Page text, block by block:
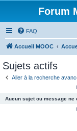
Forum
FAQ
Accueil MOOC
Sujets actifs
Aller à la recherche
Aucun sujet ou message ne